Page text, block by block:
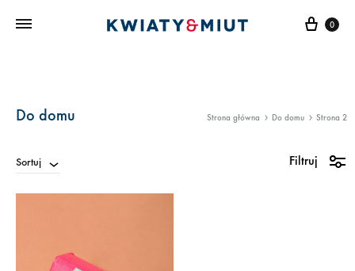
0
Do domu Strona główna Do domu Strona 2
Sortuj Filtruj